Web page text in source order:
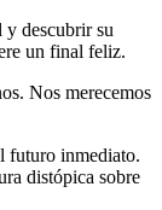
y descubrir su
un final feliz.
Nos merecemos
futuro inmediato.
distópica sobre